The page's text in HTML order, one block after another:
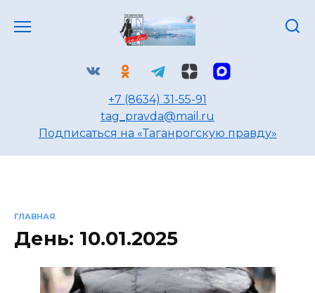
+7 (8634) 31-55-91
tag_pravda@mail.ru
Подписаться на «Таганрогскую правду»
ГЛАВНАЯ
День: 10.01.2025